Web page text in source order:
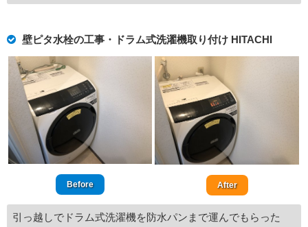
壁ピタ水栓の工事・ドラム式洗濯機取り付け HITACHI
Before After
引っ越しでドラム式洗濯機を防水パンまで運んでもらった